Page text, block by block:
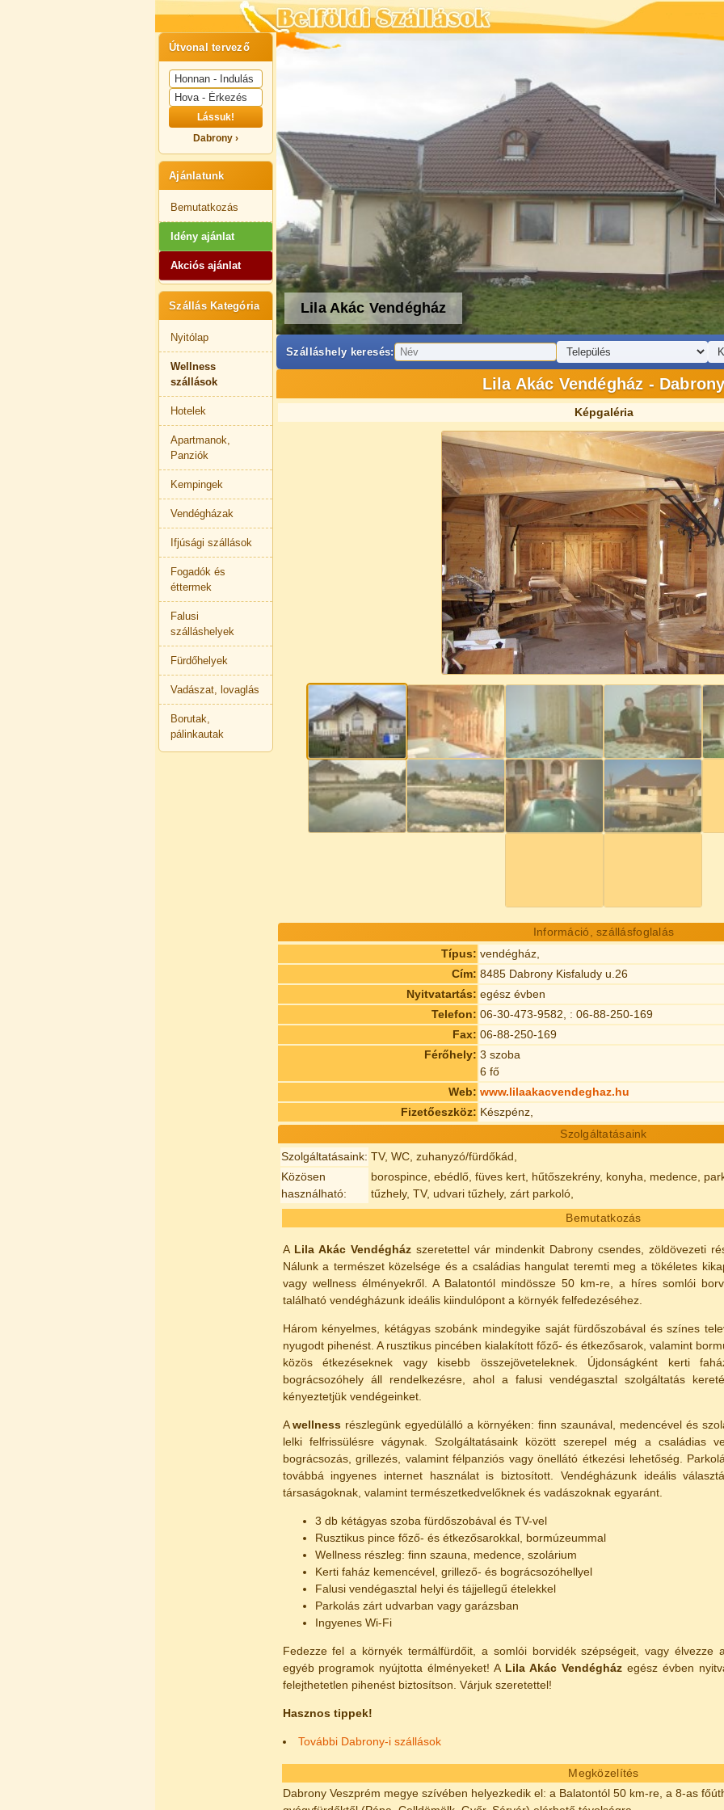
Útvonal tervező
Lássuk!
Dabrony ›
Ajánlatunk
Bemutatkozás
Idény ajánlat
Akciós ajánlat
Szállás Kategória
Nyitólap
Wellness
szállások
Hotelek
Apartmanok,
Panziók
Kempingek
Vendégházak
Ifjúsági szállások
Fogadók és
éttermek
Falusi
szálláshelyek
Fürdőhelyek
Vadászat, lovaglás
Borutak,
pálinkautak
Lila Akác Vendégház
Szálláshely keresés:
Lila Akác Vendégház -
Képgaléria
Információ, szállásfoglalás
Típus: vendégház,
Cím: 8485 Dabrony Kisfaludy u.26
Nyitvatartás: egész évben
Telefon: 06-30-473-9582, : 06-88-250-169
Fax: 06-88-250-169
Férőhely: 3 szoba
6 fő
Web: www.lilaakacvendeghaz.hu
Fizetőeszköz: Készpénz,
Szolgáltatásaink
Szolgáltatásaink: TV, WC, zuhanyzó/fürdőkád,
Közösen
használható:
borospince, ebédlő, füves kert, hűtőszekrény, konyha, medence,
tűzhely, TV, udvari tűzhely, zárt parkoló,
Bemutatkozás
A Lila Akác Vendégházszeretettel vár mindenkit Dabrony csendes, zöldövezeti
Nálunk a természet közelsége és a családias hangulat teremti meg a tökéletes
vagy wellness élményekről. A Balatontól mindössze 50 km-re, a híres somlói
található vendégházunk ideális kiindulópont a környék felfedezéséhez.
Három kényelmes, kétágyas szobánk mindegyike saját fürdőszobával és színes
nyugodt pihenést. A rusztikus pincében kialakított főző- és étkezősarok, valamint
közös étkezéseknek vagy kisebb összejöveteleknek. Újdonságként kerti
bográcsozóhely áll rendelkezésre, ahol a falusi vendégasztal szolgáltatás
kényeztetjük vendégeinket.
Awellness részlegünk egyedülálló a környéken: finn szaunával, medencével és
lelki felfrissülésre vágynak. Szolgáltatásaink között szerepel még a családias
bográcsozás, grillezés, valamint félpanziós vagy önellátó étkezési lehetőség.
továbbá ingyenes internet használat is biztosított. Vendégházunk ideális
társaságoknak, valamint természetkedvelőknek és vadászoknak egyaránt.
3 db kétágyas szoba fürdőszobával és TV-vel
Rusztikus pince főző- és étkezősarokkal, bormúzeummal
Wellness részleg: finn szauna, medence, szolárium
Kerti faház kemencével, grillező- és bográcsozóhellyel
Falusi vendégasztal helyi és tájjellegű ételekkel
Parkolás zárt udvarban vagy garázsban
Ingyenes Wi-Fi
Fedezze fel a környék termálfürdőit, a somlói borvidék szépségeit, vagy élvezze
egyéb programok nyújtotta élményeket! A Lila Akác Vendégház egész évben
felejthetetlen pihenést biztosítson. Várjuk szeretettel!
Hasznos tippek!
További Dabrony-i szállások
Megközelítés
Dabrony Veszprém megye szívében helyezkedik el: a Balatontól 50 km-re, a 8-as